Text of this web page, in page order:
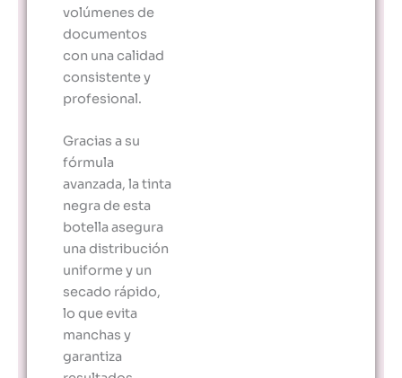
volúmenes de
documentos
con una calidad
consistente y
profesional.
Gracias a su
fórmula
avanzada, la tinta
negra de esta
botella asegura
una distribución
uniforme y un
secado rápido,
lo que evita
manchas y
garantiza